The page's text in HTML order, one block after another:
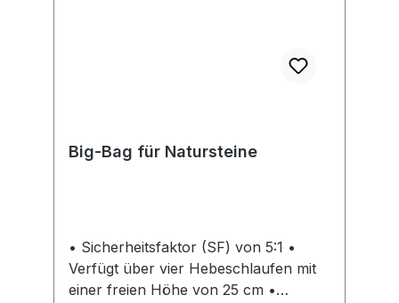
Big-Bag für Natursteine
• Sicherheitsfaktor (SF) von 5:1 •
Verfügt über vier Hebeschlaufen mit
einer freien Höhe von 25 cm •